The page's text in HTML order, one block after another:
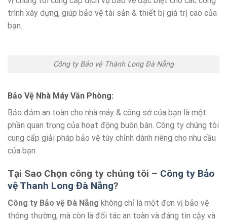
trình xây dựng, giúp bảo vệ tài sản & thiết bị giá trị cao của
bạn.
Công ty Bảo vệ Thành Long Đà Nẵng
Bảo Vệ Nhà Máy Văn Phòng:
Bảo đảm an toàn cho nhà máy & công sở của bạn là một
phần quan trọng của hoạt động buôn bán. Công ty chúng tôi
cung cấp giải pháp bảo vệ tùy chỉnh dành riêng cho nhu cầu
của bạn.
Tại Sao Chọn công ty chúng tôi – Công ty Bảo
vệ Thanh Long Đà Nẵng?
Công ty Bảo vệ Đà Nẵng không chỉ là một đơn vị bảo vệ
thông thường, mà còn là đối tác an toàn và đáng tin cậy và